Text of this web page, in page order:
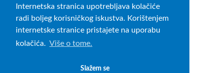
Internetska stranica upotrebljava kolačiće
radi boljeg korisničkog iskustva. Korištenjem
internetske stranice pristajete na uporabu
kolačića. Više o tome.
Slažem se